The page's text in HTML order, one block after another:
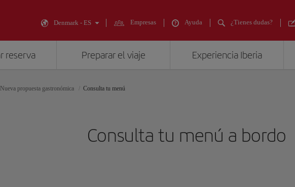
Denmark - ES Empresas Ayuda ¿Tienes dudas?
reserva Preparar el viaje Experiencia Iberia
Nueva propuesta gastronómica Consulta tu menú
Consulta tu menú a bordo